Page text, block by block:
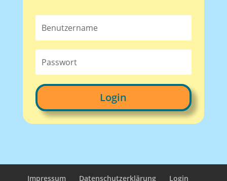
Login
Impressum Datenschutzerklärung Login